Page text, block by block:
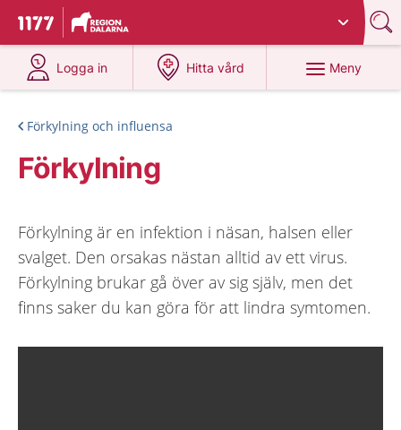
Till startsidan för 1177
Du har valt region
Logga in
på 1177.se
Hitta vård
på 1177.se
Meny
Förkylning och influensa
Förkylning
Förkylning är en infektion i näsan, halsen eller
svalget. Den orsakas nästan alltid av ett virus.
Förkylning brukar gå över av sig själv, men det
finns saker du kan göra för att lindra symtomen.